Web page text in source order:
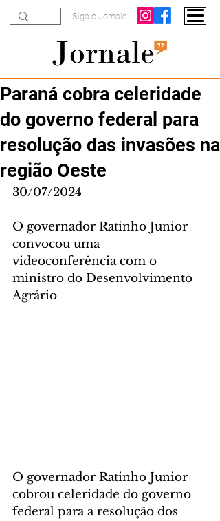
Siga o Jornale
Paraná cobra celeridade
do governo federal para
resolução das invasões na
região Oeste
30/07/2024
O governador Ratinho Junior
convocou uma
videoconferência com o
ministro do Desenvolvimento
Agrário
O governador Ratinho Junior
cobrou celeridade do governo
federal para a resolução dos